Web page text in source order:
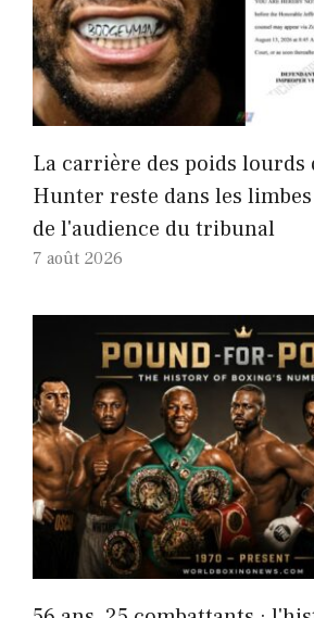
La carrière des poids lourds
Hunter reste dans les
de l'audience du tribunal
7 août 2026